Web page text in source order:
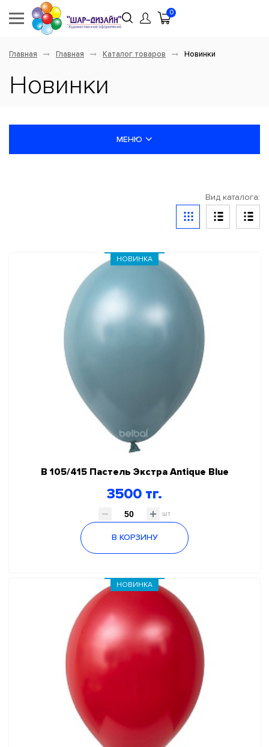
0
Главная Главная Каталог товаров Новинки
Новинки
МЕНЮ
ГЕЛИЙ, ОБОРУДОВАНИЕ, АКСЕССУАРЫ
НОВЫЙ ГОД!
ПРАЗДНИК В СТИЛЕ
Вид каталога:
В 105/415 Пастель Экстра Antique Blue
3500 тг.
шт
В КОРЗИНУ
НОВИНКА
НОВИНКА